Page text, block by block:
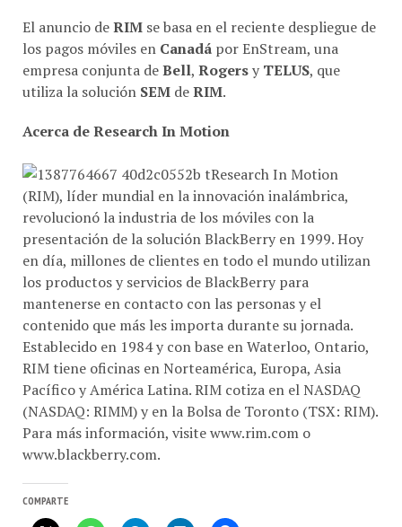
El anuncio deRIM se basa en el reciente despliegue de
los pagos móviles en Canadá por EnStream, una
empresa conjunta deBell Rogersy TELUS , que
utiliza la solución SEM deRIM
Acerca de Research In Motion
Research In Motion
(RIM), líder mundial en la innovación inalámbrica,
revolucionó la industria de los móviles con la
presentación de la solución BlackBerry en 1999. Hoy
en día, millones de clientes en todo el mundo utilizan
los productos y servicios de BlackBerry para
mantenerse en contacto con las personas y el
contenido que más les importa durante su jornada.
Establecido en 1984 y con base en Waterloo, Ontario,
RIM tiene oficinas en Norteamérica, Europa, Asia
Pacífico y América Latina. RIM cotiza en el NASDAQ
(NASDAQ: RIMM) y en la Bolsa de Toronto (TSX: RIM).
Para más información, visite www.rim.com o
www.blackberry.com.
COMPARTE